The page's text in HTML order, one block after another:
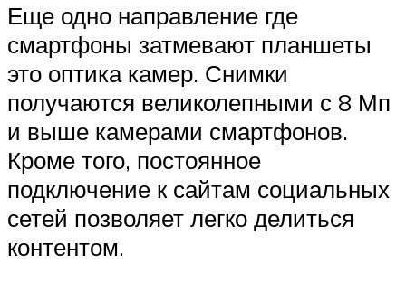
Еще одно направление где
смартфоны затмевают планшеты
это оптика камер. Снимки
получаются великолепными с 8 Мп
и выше камерами смартфонов.
Кроме того, постоянное
подключение к сайтам социальных
сетей позволяет легко делиться
контентом.